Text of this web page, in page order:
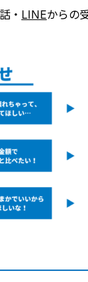
・ LINEからの